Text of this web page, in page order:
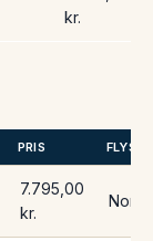
kr.
PRIS
7.795,00
kr.